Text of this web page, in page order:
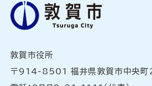
敦賀市役所
〒914-8501 福井県敦賀市中央町